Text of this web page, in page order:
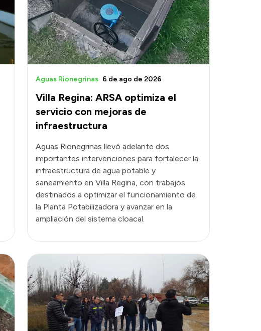
Villa Regina: ARSA optimiza el
servicio con mejoras de
infraestructura
Aguas Rionegrinas 6 de ago de 2026
Aguas Rionegrinas llevó adelante dos
importantes intervenciones para fortalecer la
infraestructura de agua potable y
saneamiento en Villa Regina, con trabajos
destinados a optimizar el funcionamiento de
la Planta Potabilizadora y avanzar en la
ampliación del sistema cloacal.